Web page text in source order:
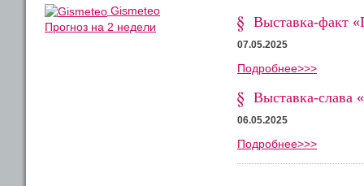
Выставка-факт
07.05.2025
Подробнее>>>
Выставка-слава
06.05.2025
Подробнее>>>
Gismeteo
Прогноз на 2 недели